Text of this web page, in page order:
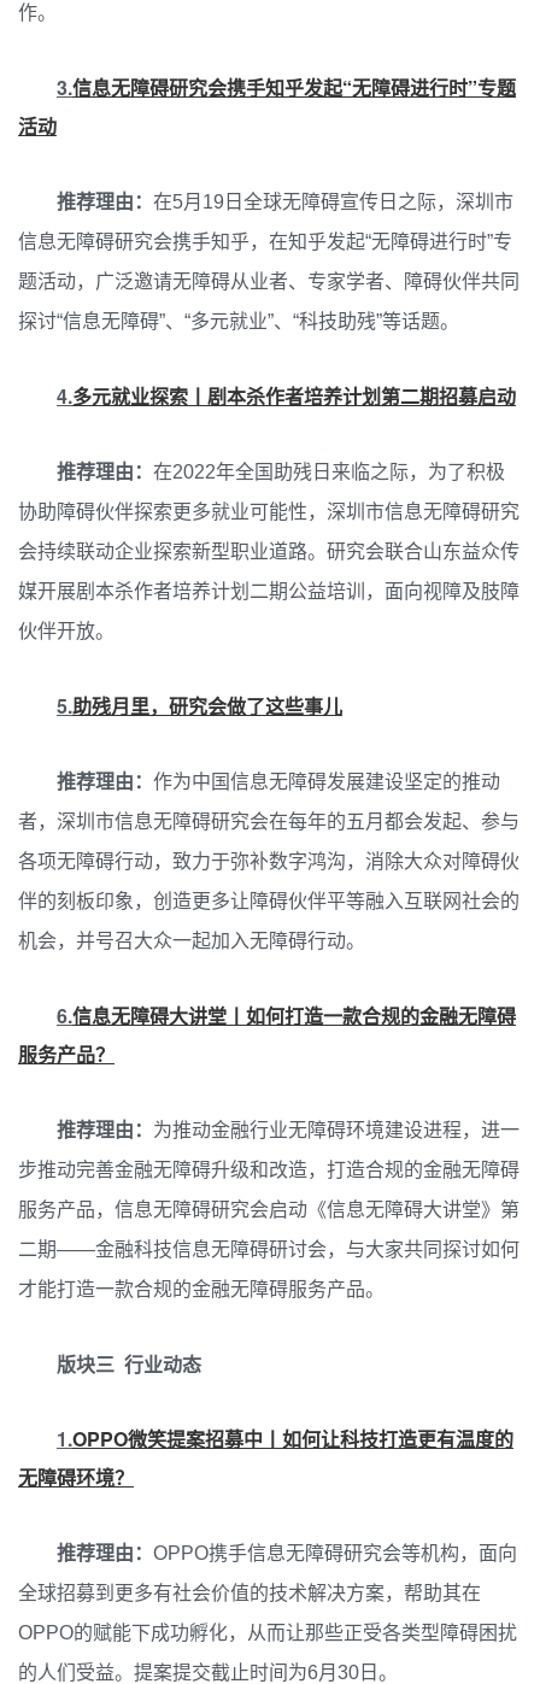
作。
3.信息无障碍研究会携手知乎发起“无障碍进行时”专题
活动
推荐理由： 在5月19日全球无障碍宣传日之际，深圳市
信息无障碍研究会携手知乎，在知乎发起“无障碍进行时”专
题活动，广泛邀请无障碍从业者、专家学者、障碍伙伴共同
探讨“信息无障碍”、“多元就业”、“科技助残”等话题。
4.多元就业探索丨剧本杀作者培养计划第二期招募启动
推荐理由： 在2022年全国助残日来临之际，为了积极
协助障碍伙伴探索更多就业可能性，深圳市信息无障碍研究
会持续联动企业探索新型职业道路。研究会联合山东益众传
媒开展剧本杀作者培养计划二期公益培训，面向视障及肢障
伙伴开放。
5.助残月里，研究会做了这些事儿
推荐理由： 作为中国信息无障碍发展建设坚定的推动
者，深圳市信息无障碍研究会在每年的五月都会发起、参与
各项无障碍行动，致力于弥补数字鸿沟，消除大众对障碍伙
伴的刻板印象，创造更多让障碍伙伴平等融入互联网社会的
机会，并号召大众一起加入无障碍行动。
6.信息无障碍大讲堂丨如何打造一款合规的金融无障碍
服务产品？
推荐理由：
为推动金融行业无障碍环境建设进程，进一
步推动完善金融无障碍升级和改造，打造合规的金融无障碍
服务产品，信息无障碍研究会启动《信息无障碍大讲堂》第
二期——金融科技信息无障碍研讨会，与大家共同探讨如何
才能打造一款合规的金融无障碍服务产品。
版块三 行业动态
1.OPPO微笑提案招募中丨如何让科技打造更有温度的
无障碍环境？
推荐理由： OPPO携手信息无障碍研究会等机构，面向
全球招募到更多有社会价值的技术解决方案，帮助其在
OPPO的赋能下成功孵化，从而让那些正受各类型障碍困扰
的人们受益。提案提交截止时间为6月30日。